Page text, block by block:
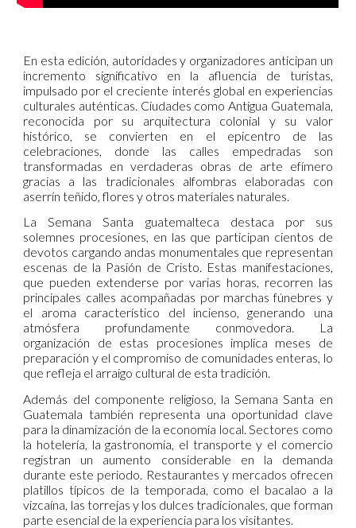
En esta edición, autoridades y organizadores anticipan un
incremento significativo en la afluencia de turistas,
impulsado por el creciente interés global en experiencias
culturales auténticas. Ciudades como Antigua Guatemala,
reconocida por su arquitectura colonial y su valor
histórico, se convierten en el epicentro de las
celebraciones, donde las calles empedradas son
transformadas en verdaderas obras de arte efímero
gracias a las tradicionales alfombras elaboradas con
aserrín teñido, flores y otros materiales naturales.
La Semana Santa guatemalteca destaca por sus
solemnes procesiones, en las que participan cientos de
devotos cargando andas monumentales que representan
escenas de la Pasión de Cristo. Estas manifestaciones,
que pueden extenderse por varias horas, recorren las
principales calles acompañadas por marchas fúnebres y
el aroma característico del incienso, generando una
atmósfera profundamente conmovedora. La
organización de estas procesiones implica meses de
preparación y el compromiso de comunidades enteras, lo
que refleja el arraigo cultural de esta tradición.
Además del componente religioso, la Semana Santa en
Guatemala también representa una oportunidad clave
para la dinamización de la economía local. Sectores como
la hotelería, la gastronomía, el transporte y el comercio
registran un aumento considerable en la demanda
durante este periodo. Restaurantes y mercados ofrecen
platillos típicos de la temporada, como el bacalao a la
vizcaína, las torrejas y los dulces tradicionales, que forman
parte esencial de la experiencia para los visitantes.